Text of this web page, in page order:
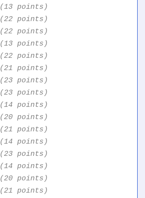
(13 points)
(22 points)
(22 points)
(13 points)
(22 points)
(21 points)
(23 points)
(23 points)
(14 points)
(20 points)
(21 points)
(14 points)
(23 points)
(14 points)
(20 points)
(21 points)